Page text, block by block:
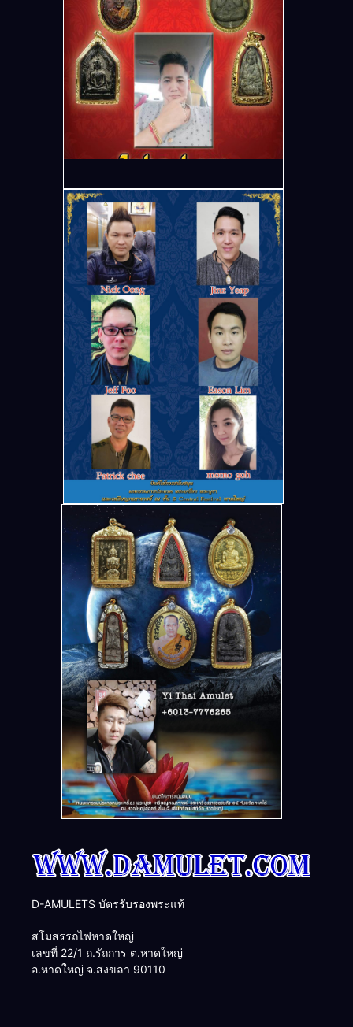
D-AMULETS บัตรรับรองพระแท้
สโมสรรถไฟหาดใหญ่
เลขที่ 22/1 ถ.รัถการ ต.หาดใหญ่
อ.หาดใหญ่ จ.สงขลา 90110